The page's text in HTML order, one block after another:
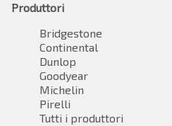
Produttori
Bridgestone
Continental
Dunlop
Goodyear
Michelin
Pirelli
Tutti i produttori